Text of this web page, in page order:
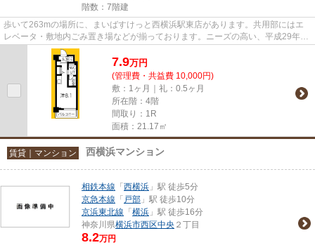
階数：7階建
歩いて263mの場所に、まいばすけっと西横浜駅東店があります。共用部にはエ
レベータ・敷地内ごみ置き場などが揃っております。ニーズの高い、平成29年築
の物件で、オシャレな室内が魅...
7.9万円
(管理費・共益費 10,000円)
敷：1ヶ月｜礼：0.5ヶ月
所在階：4階
間取り：1R
面積：21.17㎡
賃貸｜マンション 西横浜マンション
相鉄本線 「 西横浜 」駅 徒歩5分
京急本線 「 戸部 」駅 徒歩10分
京浜東北線 「 横浜 」駅 徒歩16分
神奈川県横浜市西区中央 ２丁目
8.2万円